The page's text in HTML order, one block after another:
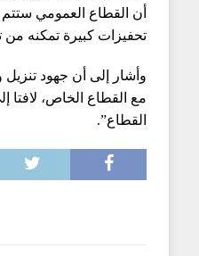
أن القطاع العمومي
تحفيزات كبيرة تمكنه من
وأشار إلى أن جهود تنزيل
مع القطاع الخاص، لافتا
القطاع”.